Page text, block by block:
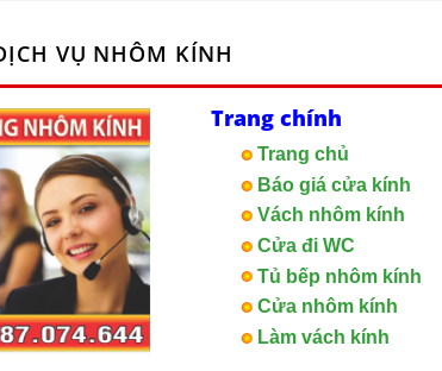
VỤ NHÔM KÍNH
Trang chính
Trang chủ
Báo giá cửa kính
Vách nhôm kính
Cửa đi WC
Tủ bếp nhôm kính
Cửa nhôm kính
Làm vách kính